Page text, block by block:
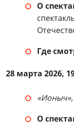
О
Где
28 марта 2026,
«Ионыч»
О